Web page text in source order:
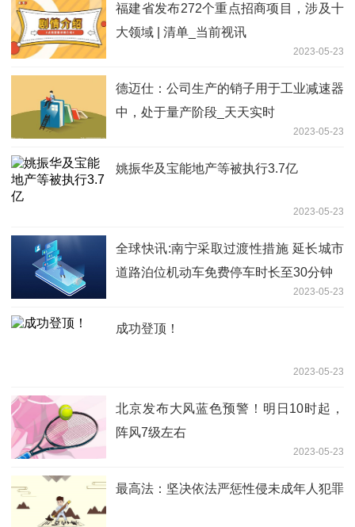
福建省发布272个重点招商项目，涉及十
大领域 | 清单_当前视讯
2023-05-23
德迈仕：公司生产的销子用于工业减速器
中，处于量产阶段_天天实时
2023-05-23
姚振华及宝能地产等被执行3.7亿
2023-05-23
全球快讯:南宁采取过渡性措施 延长城市
道路泊位机动车免费停车时长至30分钟
2023-05-23
成功登顶！
2023-05-23
北京发布大风蓝色预警！明日10时起，
阵风7级左右
2023-05-23
最高法：坚决依法严惩性侵未成年人犯罪